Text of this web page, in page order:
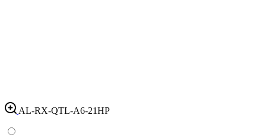
AL-RX-QTL-A6-21HP